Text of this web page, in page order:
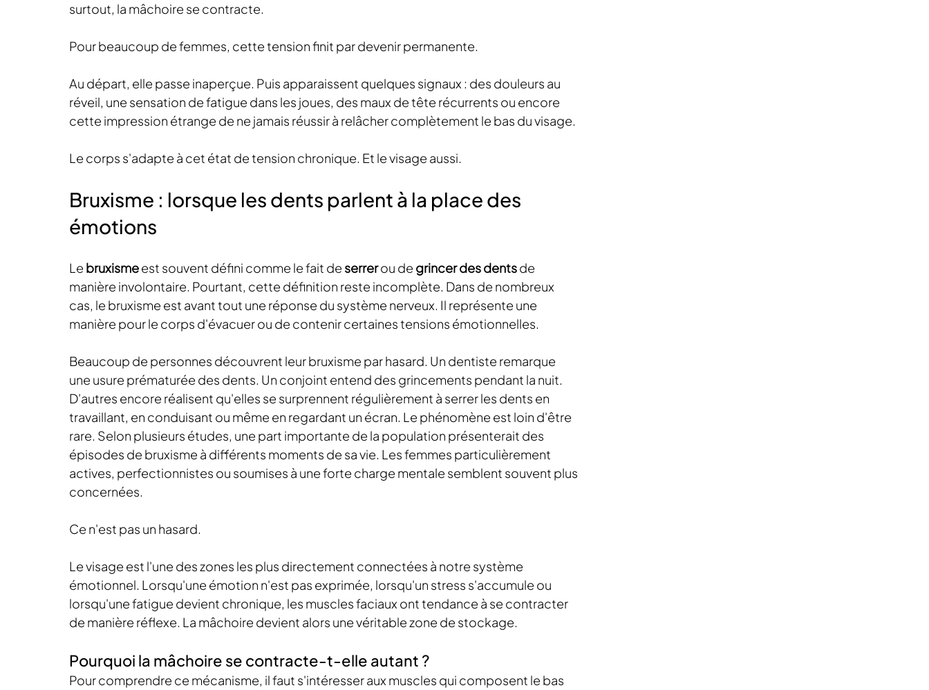
surtout, la mâchoire se contracte.
Pour beaucoup de femmes, cette tension finit par devenir permanente.
Au départ, elle passe inaperçue. Puis apparaissent quelques signaux : des douleurs au
réveil, une sensation de fatigue dans les joues, des maux de tête récurrents ou encore
cette impression étrange de ne jamais réussir à relâcher complètement le bas du visage.
Le corps s'adapte à cet état de tension chronique. Et le visage aussi.
Bruxisme : lorsque les dents parlent à la place des
émotions
Le bruxisme est souvent défini comme le fait de serrer ou de grincer des dents de
manière involontaire. Pourtant, cette définition reste incomplète. Dans de nombreux
cas, le bruxisme est avant tout une réponse du système nerveux. Il représente une
manière pour le corps d'évacuer ou de contenir certaines tensions émotionnelles.
Beaucoup de personnes découvrent leur bruxisme par hasard. Un dentiste remarque
une usure prématurée des dents. Un conjoint entend des grincements pendant la nuit.
D'autres encore réalisent qu'elles se surprennent régulièrement à serrer les dents en
travaillant, en conduisant ou même en regardant un écran. Le phénomène est loin d'être
rare. Selon plusieurs études, une part importante de la population présenterait des
épisodes de bruxisme à différents moments de sa vie. Les femmes particulièrement
actives, perfectionnistes ou soumises à une forte charge mentale semblent souvent plus
concernées.
Ce n'est pas un hasard.
Le visage est l'une des zones les plus directement connectées à notre système
émotionnel. Lorsqu'une émotion n'est pas exprimée, lorsqu'un stress s'accumule ou
lorsqu'une fatigue devient chronique, les muscles faciaux ont tendance à se contracter
de manière réflexe. La mâchoire devient alors une véritable zone de stockage.
Pourquoi la mâchoire se contracte-t-elle autant ?
Pour comprendre ce mécanisme, il faut s'intéresser aux muscles qui composent le bas